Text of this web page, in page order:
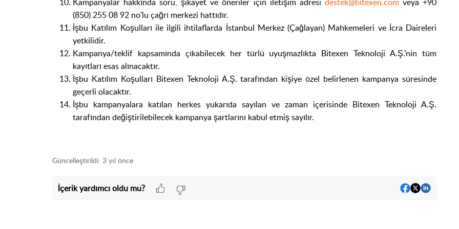
(850) 255 08 92 no’lu çağrı merkezi hattıdır.
İşbu Katılım Koşulları ile ilgili ihtilaflarda İstanbul Merkez (Çağlayan) Mahkemeleri ve İcra Daireleri
yetkilidir.
Kampanya/teklif kapsamında çıkabilecek her türlü uyuşmazlıkta Bitexen Teknoloji A.Ş.’nin tüm
kayıtları esas alınacaktır.
İşbu Katılım Koşulları Bitexen Teknoloji A.Ş. tarafından kişiye özel belirlenen kampanya süresinde
geçerli olacaktır.
İşbu kampanyalara katılan herkes yukarıda sayılan ve zaman içerisinde Bitexen Teknoloji A.Ş.
tarafından değiştirilebilecek kampanya şartlarını kabul etmiş sayılır.
Güncelleştirildi: 3 yıl önce
İçerik yardımcı oldu mu?